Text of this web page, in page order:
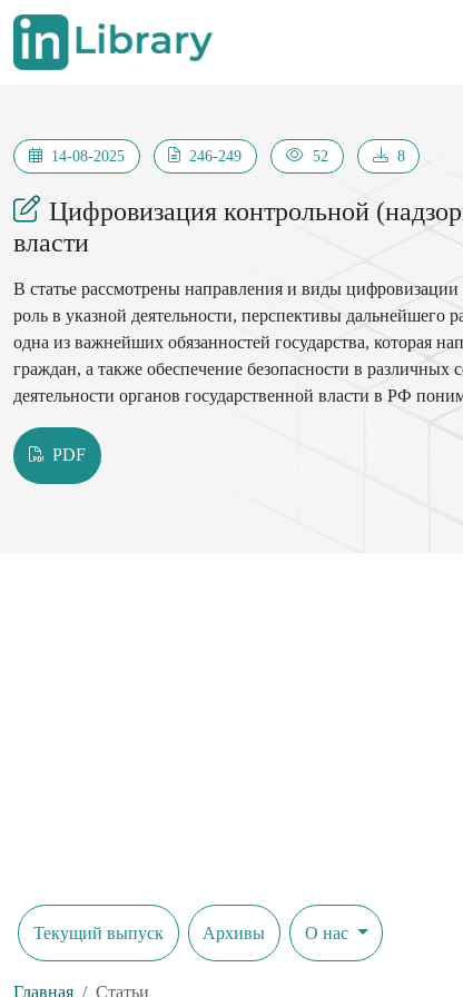
14-08-2025 246-249 52 8
Цифровизация контрольной
власти
В статье рассмотрены направления и виды цифровизации
роль в указной деятельности, перспективы дальнейшего
одна из важнейших обязанностей государства, которая
граждан, а также обеспечение безопасности в
деятельности органов государственной власти в РФ
административных процедур и обеспечения
является актуальным в свете изменений в экономике и
PDF
Текущий выпуск Архивы О нас
Главная Статьи